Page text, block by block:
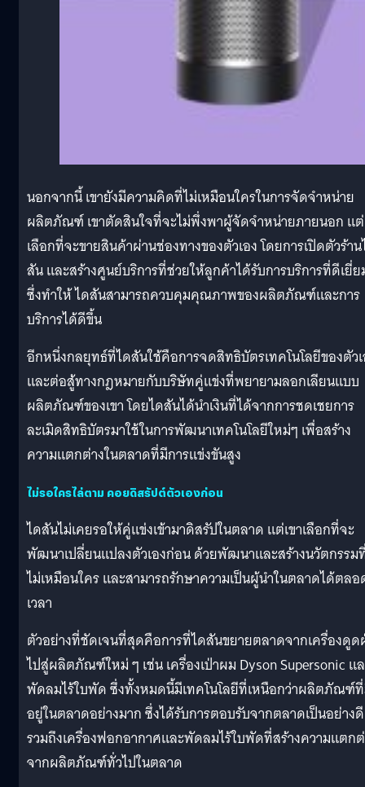
นอกจากนี้ เขายังมีความคิดที่ไม่เหมือนใครในการจัดจำหน่าย
ผลิตภัณฑ์ เขาตัดสินใจที่จะไม่พึ่งพาผู้จัดจำหน่ายภายนอก แต่
เลือกที่จะขายสินค้าผ่านช่องทางของตัวเอง โดยการเปิดตัวร้า
สัน และสร้างศูนย์บริการที่ช่วยให้ลูกค้าได้รับการบริการที่ดีเยี่
ซึ่งทำให้ ไดสันสามารถควบคุมคุณภาพของผลิตภัณฑ์และการ
บริการได้ดีขึ้น
อีกหนึ่งกลยุทธ์ที่ไดสันใช้คือการจดสิทธิบัตรเทคโนโลยีของตัว
และต่อสู้ทางกฎหมายกับบริษัทคู่แข่งที่พยายามลอกเลียนแบบ
ผลิตภัณฑ์ของเขา โดยไดสันได้นำเงินที่ได้จากการชดเชยการ
ละเมิดสิทธิบัตรมาใช้ในการพัฒนาเทคโนโลยีใหม่ๆ เพื่อสร้าง
ความแตกต่างในตลาดที่มีการแข่งขันสูง
ไม่รอใครไล่ตาม คอยดิสรัปต์ตัวเองก่อน
ไดสันไม่เคยรอให้คู่แข่งเข้ามาดิสรัปในตลาด แต่เขาเลือกที่จะ
พัฒนาเปลี่ยนแปลงตัวเองก่อน ด้วยพัฒนาและสร้างนวัตกรรม
ไม่เหมือนใคร และสามารถรักษาความเป็นผู้นำในตลาดได้ตล
เวลา
ตัวอย่างที่ชัดเจนที่สุดคือการที่ไดสันขยายตลาดจากเครื่องดู
ไปสู่ผลิตภัณฑ์ใหม่ ๆ เช่น เครื่องเป่าผม Dyson Supersonic แ
พัดลมไร้ใบพัด ซึ่งทั้งหมดนี้มีเทคโนโลยีที่เหนือกว่าผลิตภัณฑ์
อยู่ในตลาดอย่างมาก ซึ่งได้รับการตอบรับจากตลาดเป็นอย่างดี
รวมถึงเครื่องฟอกอากาศและพัดลมไร้ใบพัดที่สร้างความแตก
จากผลิตภัณฑ์ทั่วไปในตลาด